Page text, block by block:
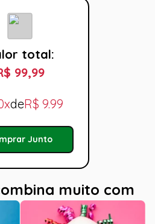
total:
99,99
deR$ 9.99
Junto
muito com